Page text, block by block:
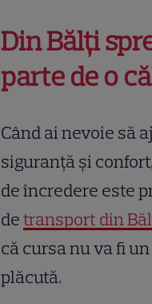
Din Bălți
parte de o
Când ai nevoie să
siguranță și
de încredere este
detransport din
că cursa nu va fi
plăcută.